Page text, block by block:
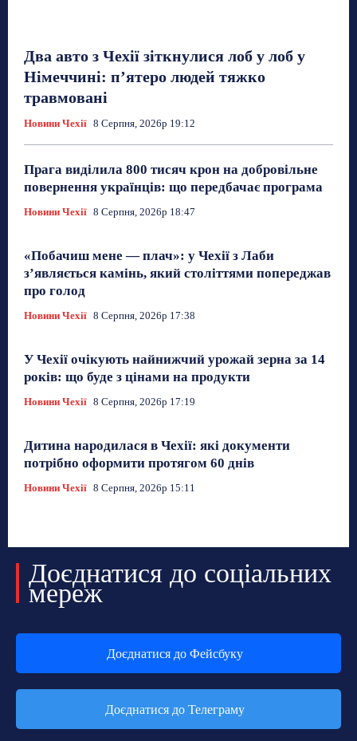
Два авто з Чехії зіткнулися лоб у лоб у
Німеччині: п’ятеро людей тяжко
травмовані
Новини Чехії 8 Серпня, 2026р 19:12
Прага виділила 800 тисяч крон на добровільне
повернення українців: що передбачає програма
Новини Чехії 8 Серпня, 2026р 18:47
«Побачиш мене — плач»: у Чехії з Лаби
з’являється камінь, який століттями попереджав
про голод
Новини Чехії 8 Серпня, 2026р 17:38
У Чехії очікують найнижчий урожай зерна за 14
років: що буде з цінами на продукти
Новини Чехії 8 Серпня, 2026р 17:19
Дитина народилася в Чехії: які документи
потрібно оформити протягом 60 днів
Новини Чехії 8 Серпня, 2026р 15:11
Доєднатися до соціальних
мереж
Доєднатися до Фейсбуку
Доєднатися до Телеграму